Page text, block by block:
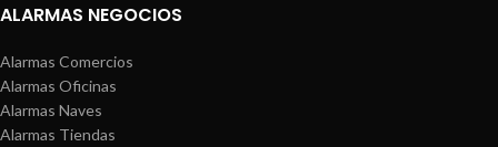
ALARMAS NEGOCIOS
Alarmas Comercios
Alarmas Oficinas
Alarmas Naves
Alarmas Tiendas